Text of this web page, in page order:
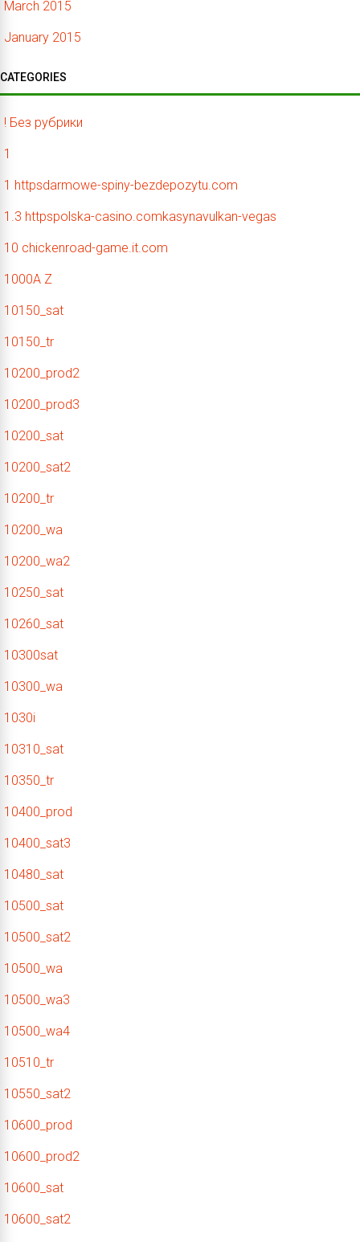
March 2015
January 2015
CATEGORIES
! Без рубрики
1
1 httpsdarmowe-spiny-bezdepozytu.com
1.3 httpspolska-casino.comkasynavulkan-vegas
10 chickenroad-game.it.com
1000A Z
10150_sat
10150_tr
10200_prod2
10200_prod3
10200_sat
10200_sat2
10200_tr
10200_wa
10200_wa2
10250_sat
10260_sat
10300sat
10300_wa
1030i
10310_sat
10350_tr
10400_prod
10400_sat3
10480_sat
10500_sat
10500_sat2
10500_wa
10500_wa3
10500_wa4
10510_tr
10550_sat2
10600_prod
10600_prod2
10600_sat
10600_sat2